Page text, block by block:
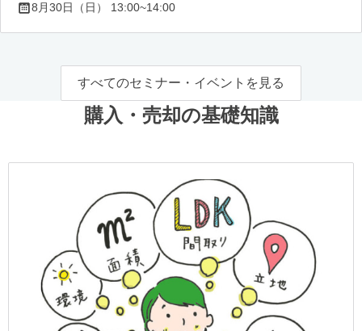
8月30日（日） 13:00~14:00
すべてのセミナー・イベントを見る
購入・売却の基礎知識